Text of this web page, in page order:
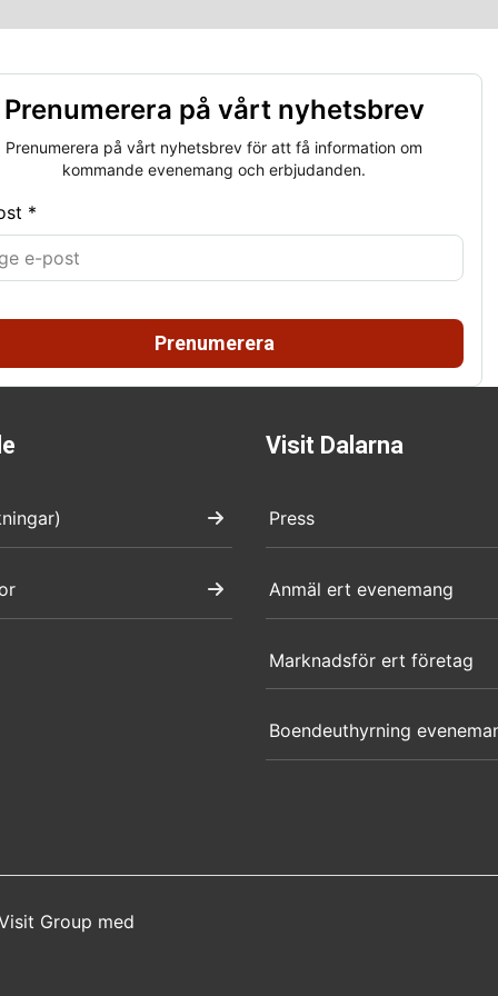
Prenumerera på vårt nyhetsbrev
Prenumerera på vårt nyhetsbrev för att få information om
kommande evenemang och erbjudanden.
*
Prenumerera
Visit Dalarna
Press
Anmäl ert evenemang
Marknadsför ert företag
Boendeuthyrning
Group med